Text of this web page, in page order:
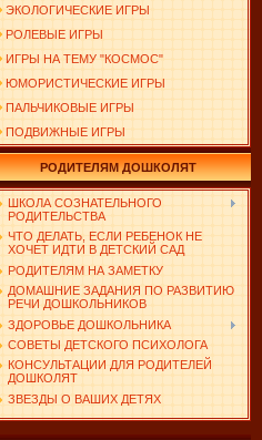
ЭКОЛОГИЧЕСКИЕ ИГРЫ
РОЛЕВЫЕ ИГРЫ
ИГРЫ НА ТЕМУ "КОСМОС"
ЮМОРИСТИЧЕСКИЕ ИГРЫ
ПАЛЬЧИКОВЫЕ ИГРЫ
ПОДВИЖНЫЕ ИГРЫ
РОДИТЕЛЯМ ДОШКОЛЯТ
ШКОЛА СОЗНАТЕЛЬНОГО
РОДИТЕЛЬСТВА
ЧТО ДЕЛАТЬ, ЕСЛИ РЕБЕНОК НЕ
ХОЧЕТ ИДТИ В ДЕТСКИЙ САД
РОДИТЕЛЯМ НА ЗАМЕТКУ
ДОМАШНИЕ ЗАДАНИЯ ПО РАЗВИТИЮ
РЕЧИ ДОШКОЛЬНИКОВ
ЗДОРОВЬЕ ДОШКОЛЬНИКА
СОВЕТЫ ДЕТСКОГО ПСИХОЛОГА
КОНСУЛЬТАЦИИ ДЛЯ РОДИТЕЛЕЙ
ДОШКОЛЯТ
ЗВЕЗДЫ О ВАШИХ ДЕТЯХ